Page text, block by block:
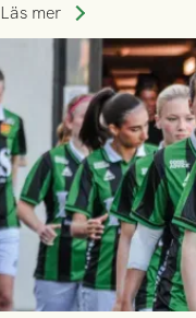
ännu inte har någon
inte själv överlåta din
Läs mer